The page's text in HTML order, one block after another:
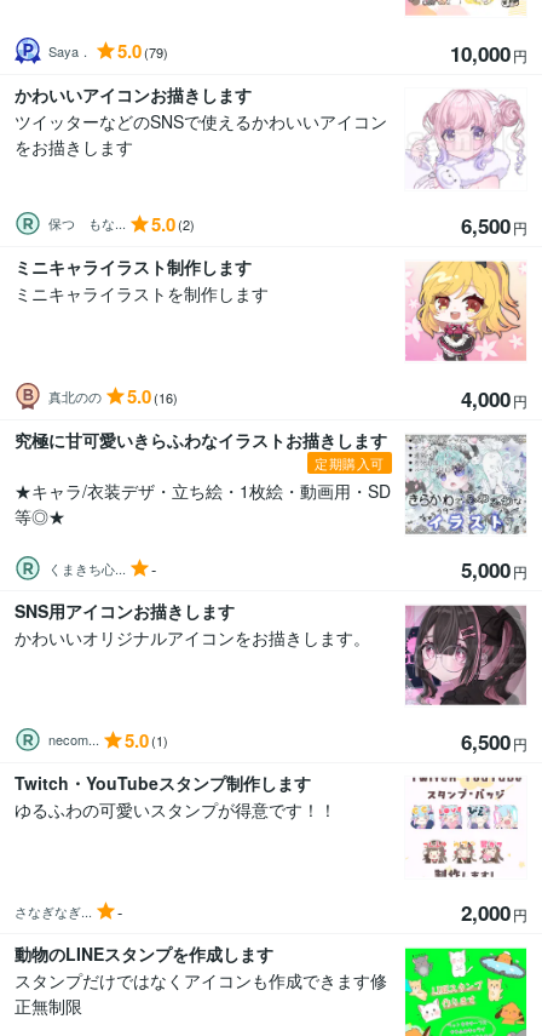
Saya． 5.0(79) 10,000円
かわいいアイコンお描きします
ツイッターなどのSNSで使えるかわいいアイコン
をお描きします
保つ もな... 5.0(2) 6,500円
ミニキャライラスト制作します
ミニキャライラストを制作します
真北のの 5.0(16) 4,000円
究極に甘可愛いきらふわなイラストお描きします
定期購入可
★キャラ/衣装デザ・立ち絵・1枚絵・動画用・SD
等◎★
くまきち心... - 5,000円
SNS用アイコンお描きします
かわいいオリジナルアイコンをお描きします。
necom... 5.0(1) 6,500円
Twitch・YouTubeスタンプ制作します
ゆるふわの可愛いスタンプが得意です！！
さなぎなぎ... - 2,000円
動物のLINEスタンプを作成します
スタンプだけではなくアイコンも作成できます修
正無制限